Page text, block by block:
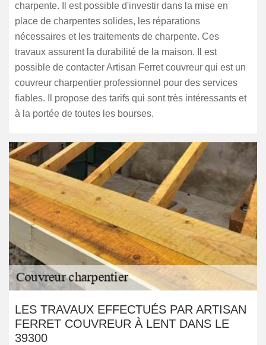
charpente. Il est possible d'investir dans la mise en
place de charpentes solides, les réparations
nécessaires et les traitements de charpente. Ces
travaux assurent la durabilité de la maison. Il est
possible de contacter Artisan Ferret couvreur qui est un
couvreur charpentier professionnel pour des services
fiables. Il propose des tarifs qui sont très intéressants et
à la portée de toutes les bourses.
LES TRAVAUX EFFECTUÉS PAR ARTISAN
FERRET COUVREUR À LENT DANS LE
39300